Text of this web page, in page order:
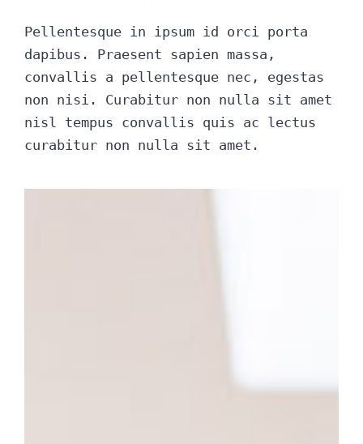
Pellentesque in ipsum id orci porta
dapibus. Praesent sapien massa,
convallis a pellentesque nec, egestas
non nisi. Curabitur non nulla sit amet
nisl tempus convallis quis ac lectus
curabitur non nulla sit amet.